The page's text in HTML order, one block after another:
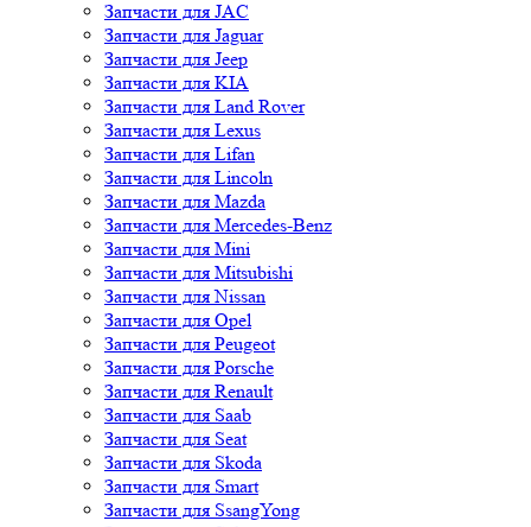
Запчасти для JAC
Запчасти для Jaguar
Запчасти для Jeep
Запчасти для KIA
Запчасти для Land Rover
Запчасти для Lexus
Запчасти для Lifan
Запчасти для Lincoln
Запчасти для Mazda
Запчасти для Mercedes-Benz
Запчасти для Mini
Запчасти для Mitsubishi
Запчасти для Nissan
Запчасти для Opel
Запчасти для Peugeot
Запчасти для Porsche
Запчасти для Renault
Запчасти для Saab
Запчасти для Seat
Запчасти для Skoda
Запчасти для Smart
Запчасти для SsangYong